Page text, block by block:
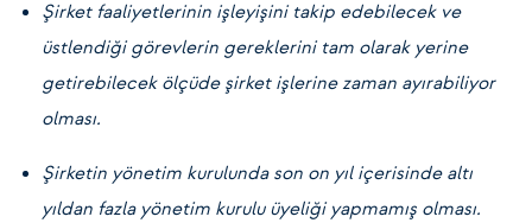
Şirket faaliyetlerinin işleyişini takip edebilecek ve
üstlendiği görevlerin gereklerini tam olarak yerine
getirebilecek ölçüde şirket işlerine zaman ayırabiliyor
olması.
Şirketin yönetim kurulunda son on yıl içerisinde altı
yıldan fazla yönetim kurulu üyeliği yapmamış olması.